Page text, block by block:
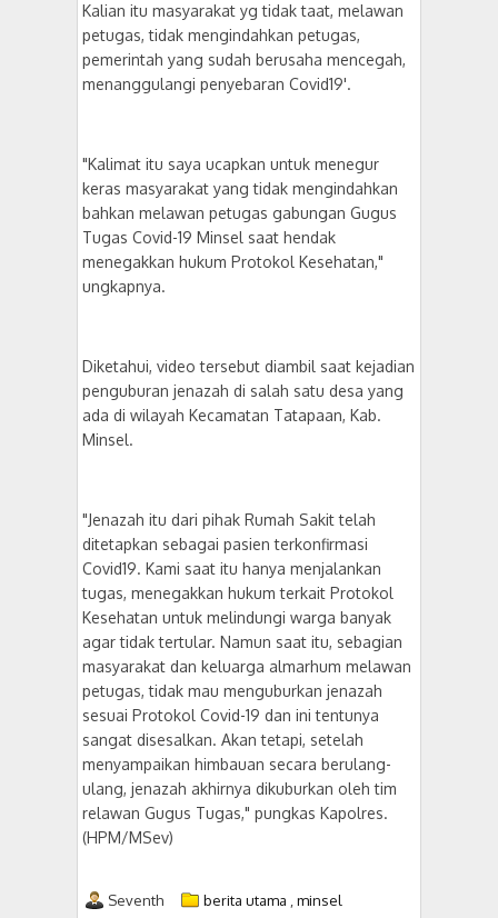
Kalian itu masyarakat yg tidak taat, melawan
petugas, tidak mengindahkan petugas,
pemerintah yang sudah berusaha mencegah,
menanggulangi penyebaran Covid19'.
"Kalimat itu saya ucapkan untuk menegur
keras masyarakat yang tidak mengindahkan
bahkan melawan petugas gabungan Gugus
Tugas Covid-19 Minsel saat hendak
menegakkan hukum Protokol Kesehatan,"
ungkapnya.
Diketahui, video tersebut diambil saat kejadian
penguburan jenazah di salah satu desa yang
ada di wilayah Kecamatan Tatapaan, Kab.
Minsel.
"Jenazah itu dari pihak Rumah Sakit telah
ditetapkan sebagai pasien terkonfirmasi
Covid19. Kami saat itu hanya menjalankan
tugas, menegakkan hukum terkait Protokol
Kesehatan untuk melindungi warga banyak
agar tidak tertular. Namun saat itu, sebagian
masyarakat dan keluarga almarhum melawan
petugas, tidak mau menguburkan jenazah
sesuai Protokol Covid-19 dan ini tentunya
sangat disesalkan. Akan tetapi, setelah
menyampaikan himbauan secara berulang-
ulang, jenazah akhirnya dikuburkan oleh tim
relawan Gugus Tugas," pungkas Kapolres.
(HPM/MSev)
Seventh berita utama
minsel